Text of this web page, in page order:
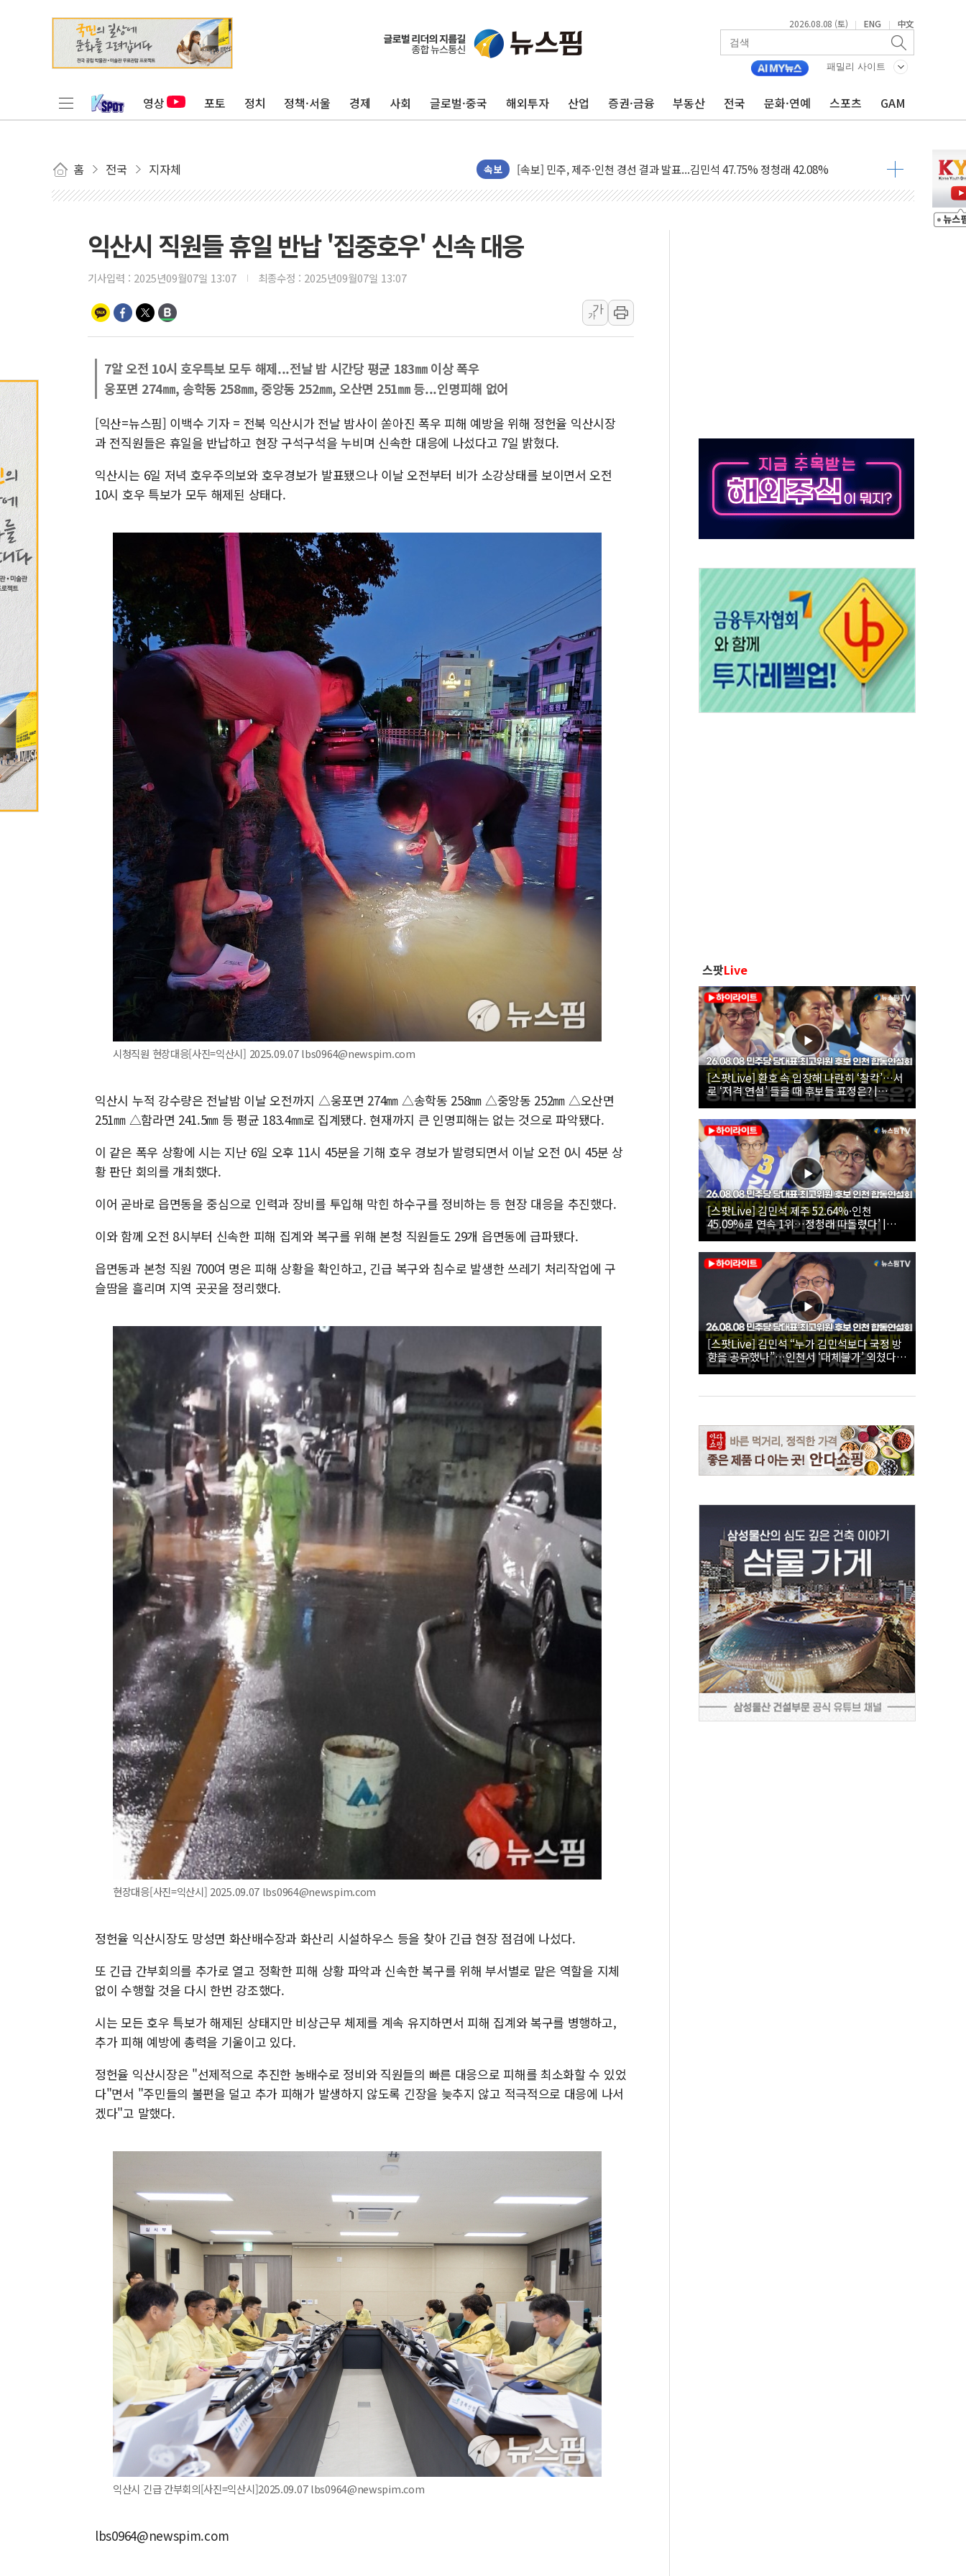
2026.08.08 (토) | ENG | 中文
패밀리 사이트
영상 포토 정치 정책·서울 경제 사회 글로벌·중국 해외투자 산업 증권·금융 부동산 전국 문화·연예 스포츠 GAM
홈 전국 지자체 속보
울진·영덕 '호우특보'-포항 '산사태 주의보'...경북도, 호우 피해·통제구간 없어
[종합] 김민석, 정청래에 '0.86%p' 차 재역전 성공...金 45.42% vs 鄭 44.56%
김민석, 2주차 제주·인천 경선서 정청래에 승리...47.75% vs 42.08%
인사하는 김민석 당대표 후보
[속보] 민주, 인천 경선 결과 발표...김민석 45.09% 정청래 43.27% 송영길 11.63%
[속보] 민주, 제주 경선 결과 발표...김민석 52.64% 정청래 39.89% 송영길 7.47%
美, 이란전 출구전략 만지작…공습 한계·탄약 부족 현실화
강릉·동해·삼척 시간당 최대 50㎜ 폭우…강원 동해안 강한 비 이어져
서울 중랑구 주택가서 흉기 난동…60대 남성 2명 숨져
李대통령 "결혼 때문에 손해 보는 일 없게"…'결혼 페널티' 22개 과제 손본다
여수 오동도 인근 해상서 모터보트 전복…1명 사망·1명 실종
'화합' 꺼낸 김민석에 '뻔뻔' 받아친 정청래…제주 연설서 신경전 고조
李대통령, ISA 개편 재검토 지시…與 "적극 환영"·野 "졸속 국정"
익산시 직원들 휴일 반납 '집중호우' 신속 대응
기사입력 : 2025년09월07일 13:07 최종수정 : 2025년09월07일 13:07
가
가
7알 오전 10시 호우특보 모두 해제...전날 밤 시간당 평균 183㎜ 이상 폭우
웅포면 274㎜, 송학동 258㎜, 중앙동 252㎜, 오산면 251㎜ 등...인명피해 없어
[익산=뉴스핌] 이백수 기자 = 전북 익산시가 전날 밤사이 쏟아진 폭우 피해 예방을 위해 정헌율 익산시장
과 전직원들은 휴일을 반납하고 현장 구석구석을 누비며 신속한 대응에 나섰다고 7일 밝혔다.
익산시는 6일 저녁 호우주의보와 호우경보가 발표됐으나 이날 오전부터 비가 소강상태를 보이면서 오전
10시 호우 특보가 모두 해제된 상태다.
시청직원 현장대응[사진=익산시] 2025.09.07 lbs0964@newspim.com
익산시 누적 강수량은 전날밤 이날 오전까지 △웅포면 274㎜ △송학동 258㎜ △중앙동 252㎜ △오산면
251㎜ △함라면 241.5㎜ 등 평균 183.4㎜로 집계됐다. 현재까지 큰 인명피해는 없는 것으로 파악됐다.
이 같은 폭우 상황에 시는 지난 6일 오후 11시 45분을 기해 호우 경보가 발령되면서 이날 오전 0시 45분 상
황 판단 회의를 개최했다.
이어 곧바로 읍면동을 중심으로 인력과 장비를 투입해 막힌 하수구를 정비하는 등 현장 대응을 추진했다.
이와 함께 오전 8시부터 신속한 피해 집계와 복구를 위해 본청 직원들도 29개 읍면동에 급파됐다.
읍면동과 본청 직원 700여 명은 피해 상황을 확인하고, 긴급 복구와 침수로 발생한 쓰레기 처리작업에 구
슬땀을 흘리며 지역 곳곳을 정리했다.
현장대응[사진=익산시] 2025.09.07 lbs0964@newspim.com
정헌율 익산시장도 망성면 화산배수장과 화산리 시설하우스 등을 찾아 긴급 현장 점검에 나섰다.
또 긴급 간부회의를 추가로 열고 정확한 피해 상황 파악과 신속한 복구를 위해 부서별로 맡은 역할을 지체
없이 수행할 것을 다시 한번 강조했다.
시는 모든 호우 특보가 해제된 상태지만 비상근무 체제를 계속 유지하면서 피해 집계와 복구를 병행하고,
추가 피해 예방에 총력을 기울이고 있다.
정헌율 익산시장은 "선제적으로 추진한 농배수로 정비와 직원들의 빠른 대응으로 피해를 최소화할 수 있었
다"면서 "주민들의 불편을 덜고 추가 피해가 발생하지 않도록 긴장을 늦추지 않고 적극적으로 대응에 나서
겠다"고 말했다.
익산시 긴급 간부회의[사진=익산시]2025.09.07 lbs0964@newspim.com
lbs0964@newspim.com
스팟Live
[스팟Live] 환호 속 입장해 나란히 ‘찰칵’…서
로 ‘저격 연설’ 들을 때 후보들 표정은? |
26.08.08 더불어민주당 당대표·최고위원 후
보 인천 합동연설회
[스팟Live] 김민석 제주 52.64%·인천
45.09%로 연속 1위…정청래 따돌렸다’ |
26.08.08 더불어민주당 당대표·최고위원 후
보 인천 합동연설회
[스팟Live] 김민석 “누가 김민석보다 국정 방
향을 공유했나”…인천서 ‘대체불가’ 외쳤다 |
26.08.08 더불어민주당 당대표·최고위원 후